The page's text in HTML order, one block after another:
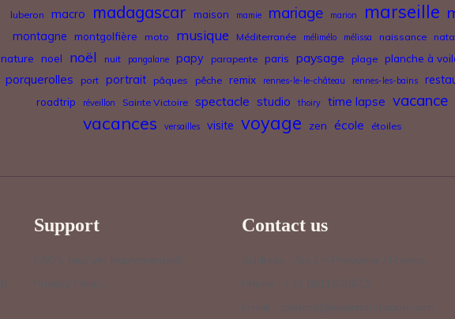
luberon macro madagascar maison mamie mariage marion marseille
montagne montgolfière moto musique Méditerranée mélimélo mélissa naissance
nature noel noël nuit pangalane papy parapente paris paysage plage planche à
porquerolles port portrait pâques pêche remix rennes-le-le-château rennes-les-bains
roadtrip réveillon Sainte Victoire spectacle studio thoiry time lapse vacance
vacances versailles visite voyage zen école étoiles
Support Contact us